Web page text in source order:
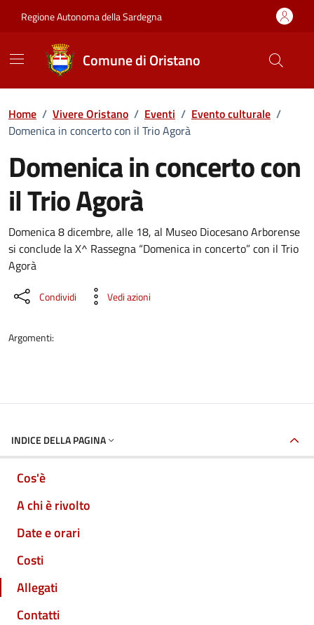
Regione Autonoma della Sardegna
Comune di Oristano
Home / Vivere Oristano / Eventi / Evento culturale /
Domenica in concerto con il Trio Agorà
Domenica in concerto con
il Trio Agorà
Dettaglio dell'evento
Domenica 8 dicembre, alle 18, al Museo Diocesano Arborense
si conclude la X^ Rassegna “Domenica in concerto” con il Trio
Agorà
Condividi Vedi azioni
Argomenti:
INDICE DELLA PAGINA
Cos'è
A chi è rivolto
Date e orari
Costi
Allegati
Contatti